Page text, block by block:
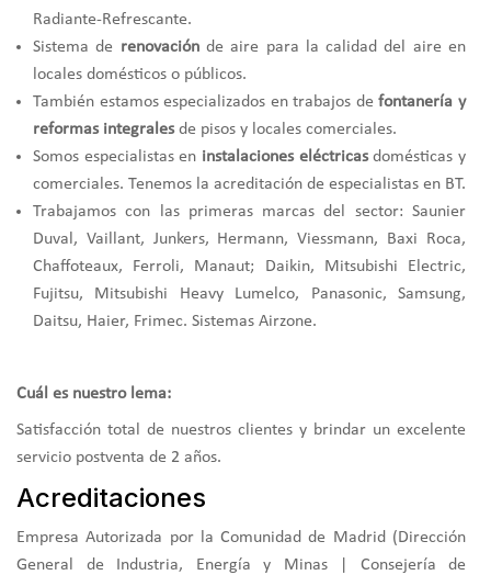
Radiante-Refrescante.
Sistema de renovaciónde aire para la calidad del aire en
locales domésticos o públicos.
También estamos especializados en trabajos de fontanería y
reformas integralesde pisos y locales comerciales.
Somos especialistas en instalaciones eléctricasdomésticas y
comerciales. Tenemos la acreditación de especialistas en BT.
Trabajamos con las primeras marcas del sector: Saunier
Duval, Vaillant, Junkers, Hermann, Viessmann, Baxi Roca,
Chaffoteaux, Ferroli, Manaut; Daikin, Mitsubishi Electric,
Fujitsu, Mitsubishi Heavy Lumelco, Panasonic, Samsung,
Daitsu, Haier, Frimec. Sistemas Airzone.
Cuál es nuestro lema:
Satisfacción total de nuestros clientes y brindar un excelente
servicio postventa de 2 años.
Acreditaciones
Empresa Autorizada por la Comunidad de Madrid (Dirección
General de Industria, Energía y Minas | Consejería de